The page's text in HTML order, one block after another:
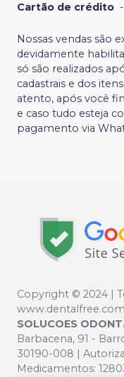
Cartão de crédito -
Nossas vendas são
devidamente
só são realizados
cadastrais e dos
atento, após você
e caso tudo esteja
pagamento via
Copyright © 2024 |
SOLUCOES
Barbacena, 91 -
30190-008 |
Medicamentos: